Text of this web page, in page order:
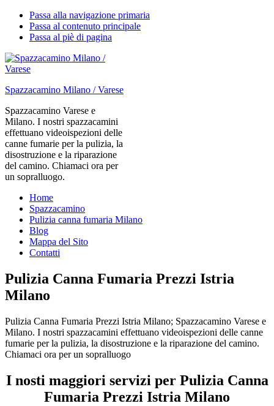
Passa alla navigazione primaria
Passa al contenuto principale
Passa al piè di pagina
Spazzacamino Milano / Varese
Spazzacamino Varese e
Milano. I nostri spazzacamini
effettuano videoispezioni delle
canne fumarie per la pulizia, la
disostruzione e la riparazione
del camino. Chiamaci ora per
un sopralluogo.
Home
Spazzacamino
Pulizia canna fumaria Milano
Blog
Mappa del Sito
Contatti
Pulizia Canna Fumaria Prezzi Istria
Milano
Pulizia Canna Fumaria Prezzi Istria Milano; Spazzacamino Varese e
Milano. I nostri spazzacamini effettuano videoispezioni delle canne
fumarie per la pulizia, la disostruzione e la riparazione del camino.
Chiamaci ora per un sopralluogo
I nosti maggiori servizi per Pulizia Canna
Fumaria Prezzi Istria Milano